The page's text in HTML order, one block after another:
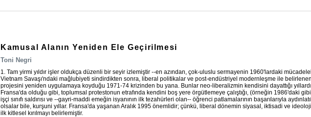
Kamusal Alanın Yeniden Ele Geçirilmesi
Toni Negri
1. Tam yirmi yıldır işler oldukça düzenli bir seyir izlemiştir --en azından, çok-uluslu sermayenin 1960'lardaki
Vietnam Savaşı'ndaki mağlubiyeti sindirdikten sonra, liberal politikalar ve post-endüstriyel modernleşme ile
projesini yeniden uygulamaya koyduğu 1971-74 krizinden bu yana. Bunlar neo-liberalizmin kendisini dayattığı
Fransa'da olduğu gibi, toplumsal protestonun etrafında kendini boş yere örgütlemeye çalıştığı, (örneğin 1986'daki
işçi sınıfı saldırısı ve --gayri-maddi emeğin isyanının ilk tezahürleri olan-- öğrenci patlamalarının başarılarıyla
olsalar bile, kurşuni yıllar. Fransa'da yaşanan Aralık 1995 önemlidir; çünkü, liberal dönemin siyasal, iktisadi ve
ilk kitlesel kırılmayı belirlemiştir.